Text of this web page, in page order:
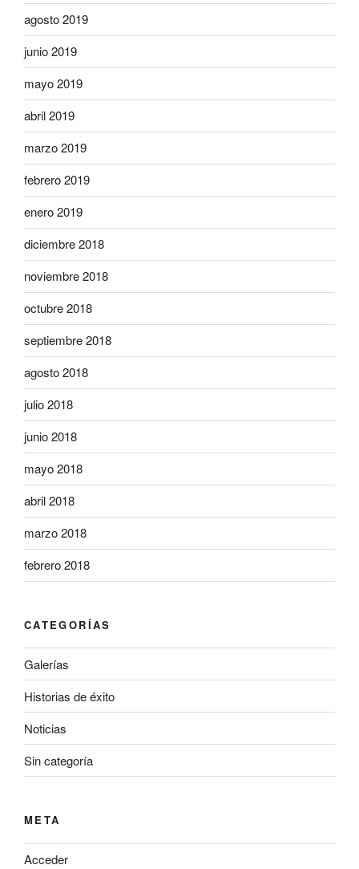
agosto 2019
junio 2019
mayo 2019
abril 2019
marzo 2019
febrero 2019
enero 2019
diciembre 2018
noviembre 2018
octubre 2018
septiembre 2018
agosto 2018
julio 2018
junio 2018
mayo 2018
abril 2018
marzo 2018
febrero 2018
CATEGORÍAS
Galerías
Historias de éxito
Noticias
Sin categoría
META
Acceder